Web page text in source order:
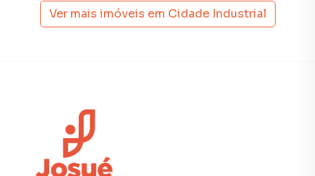
Ver mais imóveis em Cidade Industrial